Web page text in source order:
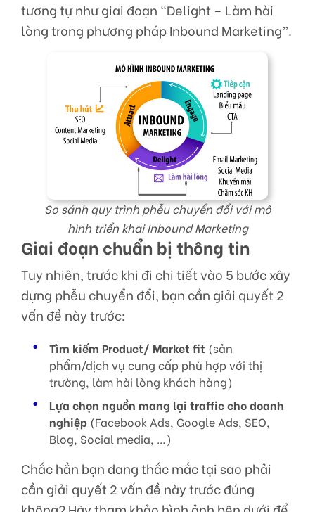
tương tự như giai đoạn “Delight – Làm hài
lòng trong phương pháp Inbound Marketing”.
So sánh quy trình phễu chuyển đổi với mô
hình triển khai Inbound Marketing
Giai đoạn chuẩn bị thông tin
Tuy nhiên, trước khi đi chi tiết vào 5 bước xây
dựng phễu chuyển đổi, bạn cần giải quyết 2
vấn đề này trước:
Tìm kiếm Product/ Market fit (sản
phẩm/dịch vụ cung cấp phù hợp với thị
trường, làm hài lòng khách hàng)
Lựa chọn nguồn mang lại traffic cho doanh
nghiệp (Facebook Ads, Google Ads, SEO,
Blog, Social media, …)
Chắc hẳn bạn đang thắc mắc tại sao phải
cần giải quyết 2 vấn đề này trước đúng